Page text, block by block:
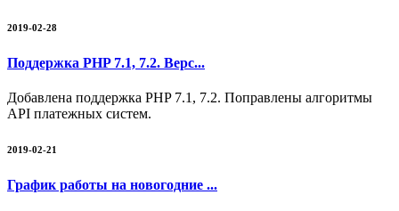
2019-02-28
Поддержка PHP 7.1, 7.2. Верс...
Добавлена поддержка PHP 7.1, 7.2. Поправлены алгоритмы
API платежных систем.
2019-02-21
График работы на новогодние ...